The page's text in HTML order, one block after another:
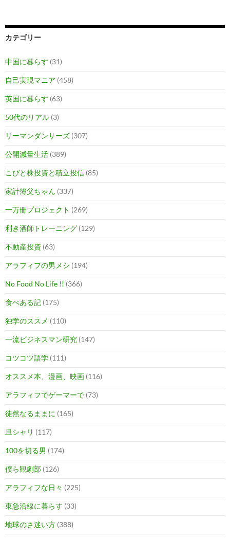
カテゴリー
中国に暮らす (31)
自己実現マニア (458)
英国に暮らす (63)
50代のリアル (3)
リーマンダンサーズ (307)
公開減量生活 (389)
こびと株投資と積立投信 (85)
家計簿父ちゃん (337)
一万冊プロジェクト (269)
利き酒師トレーニング (129)
不動産投資 (63)
アラフィフの男メシ (194)
No Food No Life !! (366)
食べある記 (175)
独学のススメ (110)
一流ビジネスマン研究 (147)
コツコツ語学 (111)
オススメ本、漫画、映画 (116)
アラフィフでゲーマーで (73)
徒然なるままに (165)
旦シャリ (117)
100を切る男 (174)
僕ら観劇部 (126)
アラフィフな日々 (225)
東急沿線に暮らす (33)
地球のさ迷い方 (388)